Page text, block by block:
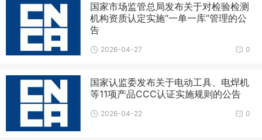
国家市场监管总局发布关于对检验检测
机构资质认定实施“一单一库”管理的公
告
0
2026-04-27
国家认监委发布关于电动工具、电焊机
等11项产品CCC认证实施规则的公告
0
2026-04-22